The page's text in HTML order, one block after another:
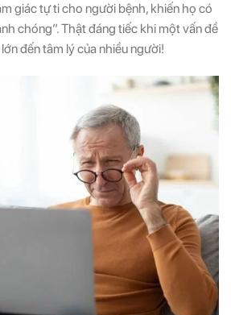
giác tự ti cho người bệnh, khiến họ có
chóng”. Thật đáng tiếc khi một vấn đề
đến tâm lý của nhiều người!